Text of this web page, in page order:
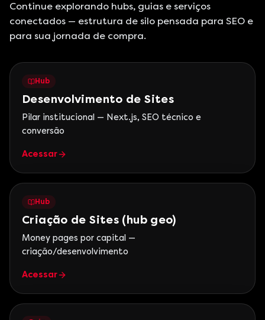
Continue explorando hubs, guias e serviços
conectados — estrutura de silo pensada para SEO e
para sua jornada de compra.
Hub
Desenvolvimento de Sites
Pilar institucional — Next.js, SEO técnico e
conversão
Acessar
Hub
Criação de Sites (hub geo)
Money pages por capital —
criação/desenvolvimento
Acessar